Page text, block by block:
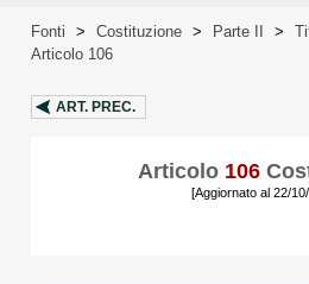
Fonti > Costituzione > Parte II >
Articolo 106
ART. PREC.
Articolo 106
[Aggiornato al 22/